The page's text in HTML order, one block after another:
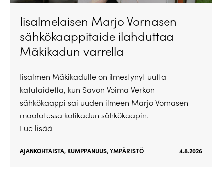
Iisalmelaisen Marjo Vornasen
sähkökaappitaide ilahduttaa
Mäkikadun varrella
Iisalmen Mäkikadulle on ilmestynyt uutta
katutaidetta, kun Savon Voima Verkon
sähkökaappi sai uuden ilmeen Marjo Vornasen
maalatessa kotikadun sähkökaapin.
Lue lisää
AJANKOHTAISTA, KUMPPANUUS,YMPÄRISTÖ 4.8.2026